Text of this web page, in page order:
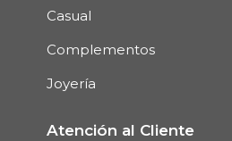
Casual
Complementos
Joyería
Atención al Cliente